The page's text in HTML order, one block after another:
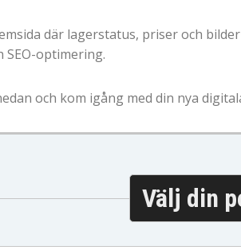
där lagerstatus, priser och
optimering.
och kom igång med din nya
Välj din